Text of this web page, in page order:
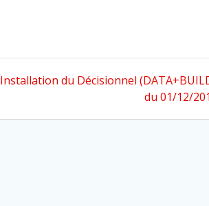
Next
Installation du Décisionnel
du 01/12/